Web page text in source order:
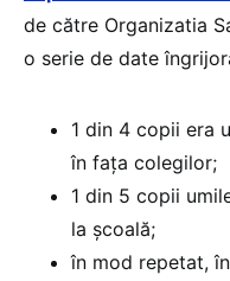
de către Organizatia
o serie de date
1 din 4 copii era
în fața colegilor;
1 din 5 copii
la școală;
în mod repetat,